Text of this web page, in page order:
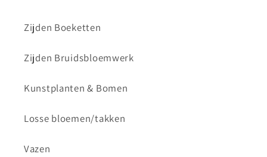
Zijden Boeketten
Zijden Bruidsbloemwerk
Kunstplanten & Bomen
Losse bloemen/takken
Vazen